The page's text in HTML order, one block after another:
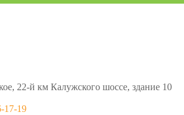
22-й км Калужского шоссе, здание 10
17-19